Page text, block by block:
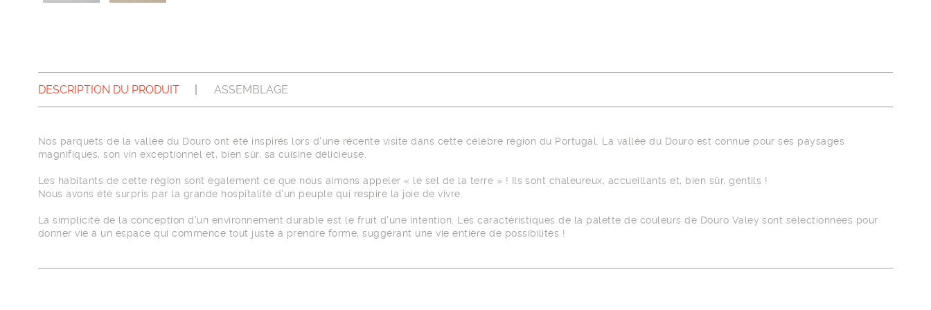
DESCRIPTION DU PRODUIT ASSEMBLAGE
Nos parquets de la vallée du Douro ont été inspirés lors d'une récente visite dans cette célèbre région du Portugal. La vallée du Douro est connue pour ses paysages
magnifiques, son vin exceptionnel et, bien sûr, sa cuisine délicieuse.
Les habitants de cette région sont également ce que nous aimons appeler « le sel de la terre » ! Ils sont chaleureux, accueillants et, bien sûr, gentils !
Nous avons été surpris par la grande hospitalité d'un peuple qui respire la joie de vivre.
La simplicité de la conception d'un environnement durable est le fruit d'une intention. Les caractéristiques de la palette de couleurs de Douro Valey sont sélectionnées pour
donner vie à un espace qui commence tout juste à prendre forme, suggérant une vie entière de possibilités !